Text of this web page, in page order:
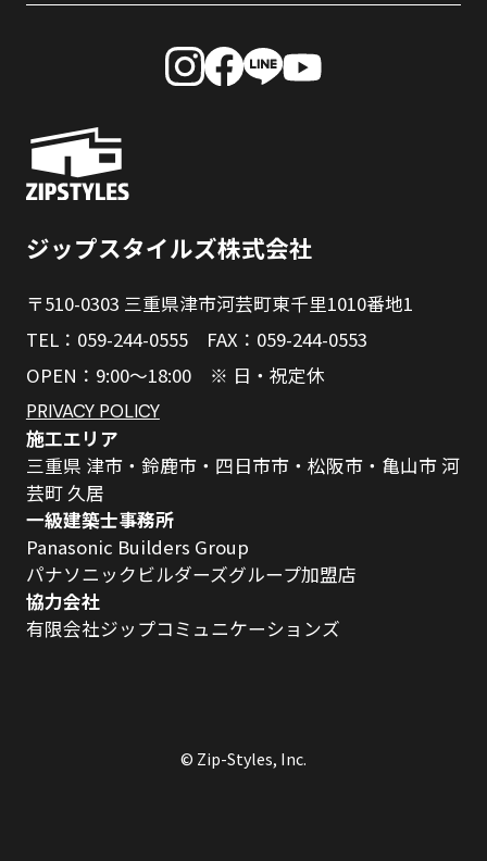
ジップスタイルズ株式会社
〒510-0303 三重県津市河芸町東千里1010番地1
TEL：059-244-0555 FAX：059-244-0553
OPEN：9:00～18:00 ※ 日・祝定休
PRIVACY POLICY
施工エリア
三重県 津市・鈴鹿市・四日市市・松阪市・亀山市 河
芸町 久居
一級建築士事務所
Panasonic Builders Group
パナソニックビルダーズグループ加盟店
協力会社
有限会社ジップコミュニケーションズ
© Zip-Styles, Inc.